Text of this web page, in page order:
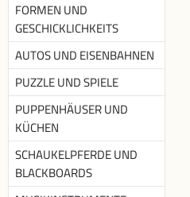
FORMEN UND
GESCHICKLICHKEITS
AUTOS UND EISENBAHNEN
PUZZLE UND SPIELE
PUPPENHÄUSER UND
KÜCHEN
SCHAUKELPFERDE UND
BLACKBOARDS